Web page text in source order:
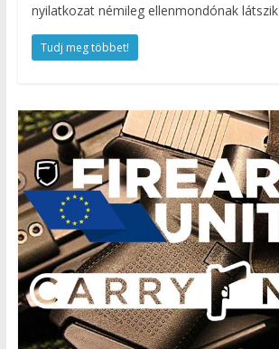
nyilatkozat némileg ellenmondónak látszik
Tudj meg többet!